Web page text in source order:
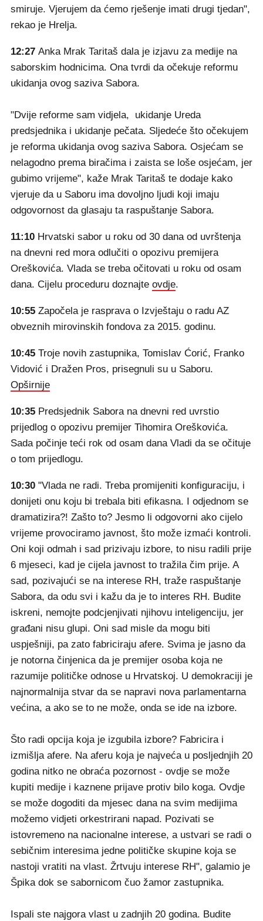
smiruje. Vjerujem da ćemo rješenje imati drugi tjedan",
rekao je Hrelja.
12:27 Anka Mrak Taritaš dala je izjavu za medije na
saborskim hodnicima. Ona tvrdi da očekuje reformu
ukidanja ovog saziva Sabora.
"Dvije reforme sam vidjela, ukidanje Ureda
predsjednika i ukidanje pečata. Sljedeće što očekujem
je reforma ukidanja ovog saziva Sabora. Osjećam se
nelagodno prema biračima i zaista se loše osjećam, jer
gubimo vrijeme", kaže Mrak Taritaš te dodaje kako
vjeruje da u Saboru ima dovoljno ljudi koji imaju
odgovornost da glasaju ta raspuštanje Sabora.
11:10 Hrvatski sabor u roku od 30 dana od uvrštenja
na dnevni red mora odlučiti o opozivu premijera
Oreškovića. Vlada se treba očitovati u roku od osam
dana. Cijelu proceduru doznajte ovdje.
10:55 Započela je rasprava o Izvještaju o radu AZ
obveznih mirovinskih fondova za 2015. godinu.
10:45 Troje novih zastupnika, Tomislav Ćorić, Franko
Vidović i Dražen Pros, prisegnuli su u Saboru.
Opširnije
10:35 Predsjednik Sabora na dnevni red uvrstio
prijedlog o opozivu premijer Tihomira Oreškovića.
Sada počinje teći rok od osam dana Vladi da se očituje
o tom prijedlogu.
10:30 "Vlada ne radi. Treba promijeniti konfiguraciju, i
donijeti onu koju bi trebala biti efikasna. I odjednom se
dramatizira?! Zašto to? Jesmo li odgovorni ako cijelo
vrijeme provociramo javnost, što može izmaći kontroli.
Oni koji odmah i sad prizivaju izbore, to nisu radili prije
6 mjeseci, kad je cijela javnost to tražila čim prije. A
sad, pozivajući se na interese RH, traže raspuštanje
Sabora, da odu svi i kažu da je to interes RH. Budite
iskreni, nemojte podcjenjivati njihovu inteligenciju, jer
građani nisu glupi. Oni sad misle da mogu biti
uspješniji, pa zato fabriciraju afere. Svima je jasno da
je notorna činjenica da je premijer osoba koja ne
razumije političke odnose u Hrvatskoj. U demokraciji je
najnormalnija stvar da se napravi nova parlamentarna
većina, a ako se to ne može, onda se ide na izbore.
Što radi opcija koja je izgubila izbore? Fabricira i
izmišlja afere. Na aferu koja je najveća u posljednjih 20
godina nitko ne obraća pozornost - ovdje se može
kupiti medije i kaznene prijave protiv bilo koga. Ovdje
se može dogoditi da mjesec dana na svim medijima
možemo vidjeti orkestrirani napad. Pozivati se
istovremeno na nacionalne interese, a ustvari se radi o
sebičnim interesima jedne političke skupine koja se
nastoji vratiti na vlast. Žrtvuju interese RH", galamio je
Špika dok se sabornicom čuo žamor zastupnika.
Ispali ste najgora vlast u zadnjih 20 godina. Budite